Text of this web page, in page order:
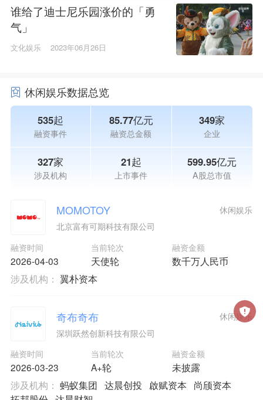
谁给了迪士尼乐园涨价的「勇
气」
文化娱乐 2023年06月26日
休闲娱乐数据总览
535起
融资事件
85.77亿元
融资总金额
349家
企业
327家
涉及机构
21起
上市事件
599.95亿元
A股总市值
MOMOTOY
北京富有可期科技有限公司
融资时间
2026-04-03
当前轮次
天使轮
融资金额
数千万人民币
休闲娱乐
涉及机构： 翼朴资本
奇布奇布
深圳跃然创新科技有限公司
融资时间
2026-03-23
当前轮次
A+轮
融资金额
未披露
休闲娱乐
涉及机构： 蚂蚁集团 达晨创投 啟赋资本
尚颀资本